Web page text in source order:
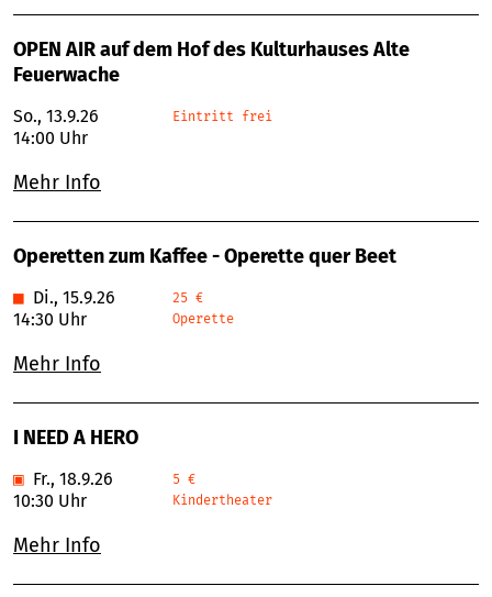
OPEN AIR auf dem Hof des Kulturhauses Alte
Feuerwache
So., 13.9.26
14:00 Uhr
Eintritt frei
Mehr Info
Operetten zum Kaffee - Operette quer Beet
■ Di., 15.9.26
14:30 Uhr
25 €
Operette
Mehr Info
I NEED A HERO
▣ Fr., 18.9.26
10:30 Uhr
5 €
Kindertheater
Mehr Info